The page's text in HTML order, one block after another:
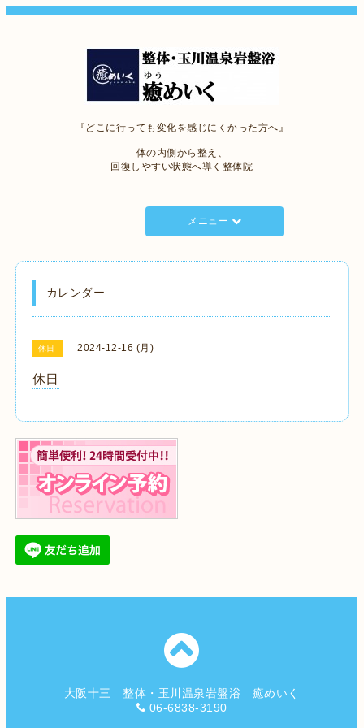
『どこに行っても変化を感じにくかった方へ』
体の内側から整え、
回復しやすい状態へ導く整体院
メニュー
カレンダー
休日 2024-12-16 (月)
休日
大阪十三 整体・玉川温泉岩盤浴 癒めいく
06-6838-3190